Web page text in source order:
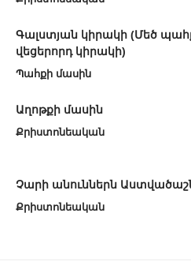
Գալստյան կիրակի (Մեծ
վեցերորդ կիրակի)
Պահքի մասին
Աղոթքի մասին
Քրիստոնեական
Չարի անուններն
Քրիստոնեական